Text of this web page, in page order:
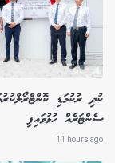
ކުދި ރުކުމަޑި
ސެންޓަރެއް ހުޅުވައިފި
11 hours ago